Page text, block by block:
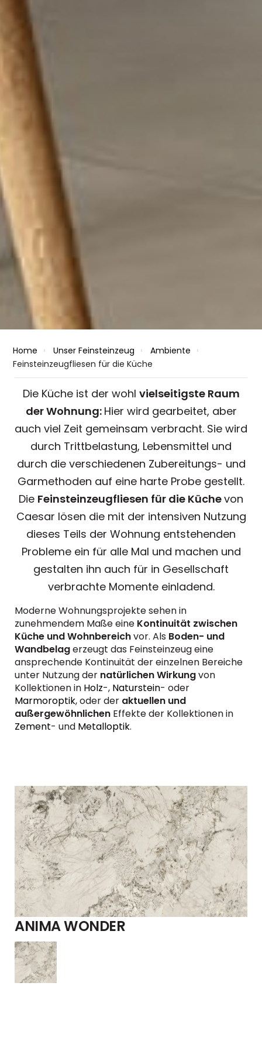
Home Unser Feinsteinzeug
Ambiente
Feinsteinzeugfliesen für die Küche
Die Küche ist der wohl vielseitigste Raum
der Wohnung: Hier wird gearbeitet, aber
auch viel Zeit gemeinsam verbracht. Sie wird
durch Trittbelastung, Lebensmittel und
durch die verschiedenen Zubereitungs- und
Garmethoden auf eine harte Probe gestellt.
Die Feinsteinzeugfliesen für die Küchevon
Caesar lösen die mit der intensiven Nutzung
dieses Teils der Wohnung entstehenden
Probleme ein für alle Mal und machen und
gestalten ihn auch für in Gesellschaft
verbrachte Momente einladend.
Moderne Wohnungsprojekte sehen in
zunehmendem Maße eine Kontinuität zwischen
Küche und Wohnbereichvor. Als Boden- und
Wandbelagerzeugt das Feinsteinzeug eine
ansprechende Kontinuität der einzelnen Bereiche
unter Nutzung der natürlichen Wirkungvon
Kollektionen in Holz-, Naturstein- oder
Marmoroptik, oder der aktuellen und
außergewöhnlichen Effekte der Kollektionen in
Zement- und Metalloptik.
ANIMA WONDER